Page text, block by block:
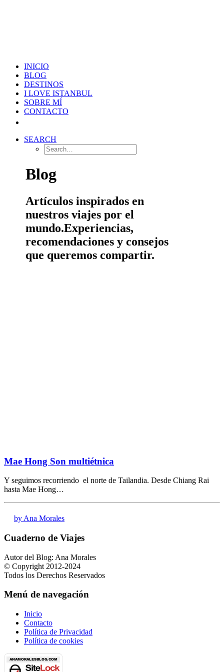
INICIO
BLOG
DESTINOS
I LOVE ISTANBUL
SOBRE MÍ
CONTACTO
SEARCH
Blog
Artículos inspirados en
nuestros viajes por el
mundo.Experiencias,
recomendaciones y consejos
que queremos compartir.
Mae Hong Son multiétnica
Y seguimos recorriendo el norte de Tailandia. Desde Chiang Rai
hasta Mae Hong…
by Ana Morales
Cuaderno de Viajes
Autor del Blog: Ana Morales
© Copyright 2012-2024
Todos los Derechos Reservados
Menú de navegación
Inicio
Contacto
Política de Privacidad
Política de cookies